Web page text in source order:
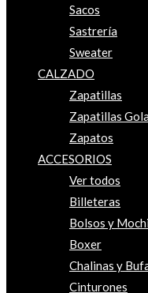
Sacos
Sastrería
Sweater
CALZADO
Zapatillas
Zapatillas
Zapatos
ACCESORIOS
Ver todos
Billeteras
Bolsos y
Boxer
Chalinas y
Cinturones